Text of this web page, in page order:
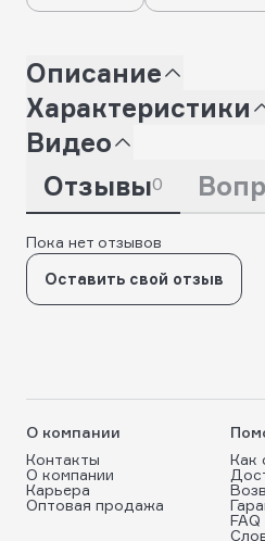
Описание
Характеристики
Видео
Отзывы0
Пока нет отзывов
Оставить свой отзыв
О компании
Контакты
О компании
Карьера
Оптовая продажа
Как
FAQ